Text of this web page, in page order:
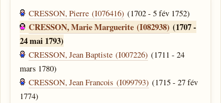
CRESSON, Pierre (I076416) (1702 - 5 fév 1752)
CRESSON, Marie Marguerite (I082938) (1707 -
24 mai 1793)
CRESSON, Jean Baptiste (I007226) (1711 - 24
mars 1780)
CRESSON, Jean Francois (I099793) (1715 - 27 fév
1774)